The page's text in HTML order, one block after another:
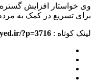
وی خواستار افزایش
برای تسریع در کمک به
لینک کوتاه : ?p=3716